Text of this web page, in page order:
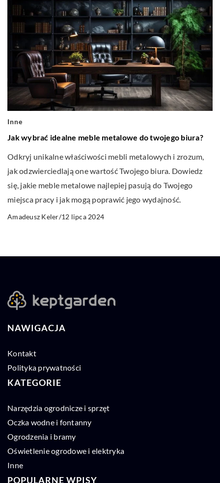
Inne
Jak wybrać idealne meble metalowe do twojego biura?
Odkryj unikalne właściwości mebli metalowych i zrozum,
jak odzwierciedlają one wartość Twojego biura. Dowiedz
się, jakie meble metalowe najlepiej pasują do Twojego
miejsca pracy i jak mogą poprawić jego wydajność.
Amadeusz Keler/12 lipca 2024
NAWIGACJA
Kontakt
Polityka prywatności
KATEGORIE
Narzędzia ogrodnicze i sprzęt
Oczka wodne i fontanny
Ogrodzenia i bramy
Oświetlenie ogrodowe i elektryka
Inne
POPULARNE WPISY